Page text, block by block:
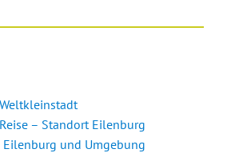
– Standort Eilenburg
und Umgebung